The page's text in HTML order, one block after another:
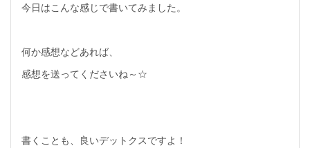
今日はこんな感じで書いてみました。
何か感想などあれば、
感想を送ってくださいね～☆
書くことも、良いデットクスですよ！